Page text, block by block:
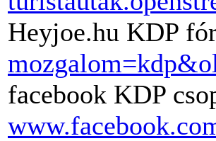
Heyjoe.hu KDP
facebook KDP